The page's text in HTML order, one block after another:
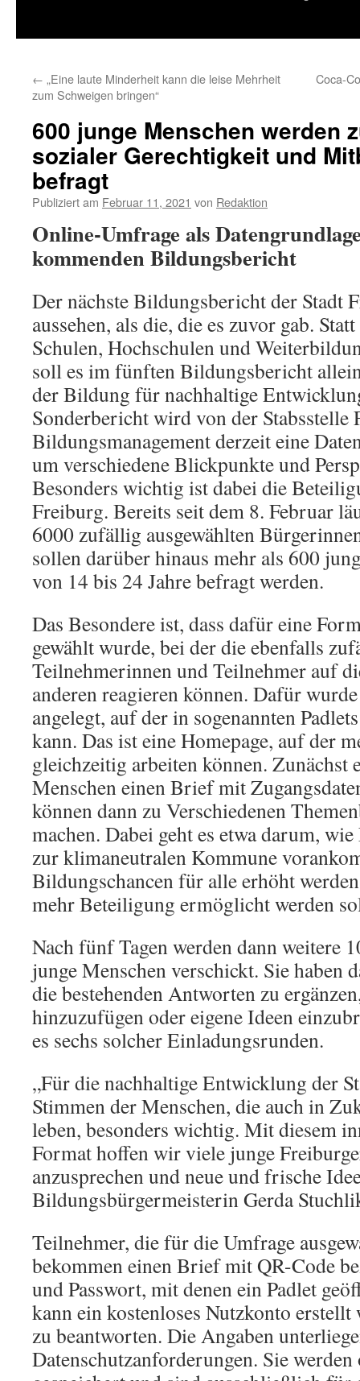
← „Eine laute Minderheit kann die leise Mehrheit
zum Schweigen bringen“
Coca-
600 junge Menschen werden
sozialer Gerechtigkeit und
befragt
Publiziert am Februar 11, 2021 von Redaktion
Online-Umfrage als
kommenden Bildungsbericht
Der nächste Bildungsbericht der Stadt
aussehen, als die, die es zuvor gab.
Schulen, Hochschulen und
soll es im fünften Bildungsbericht
der Bildung für nachhaltige
Sonderbericht wird von der Stabsstelle
Bildungsmanagement derzeit eine
um verschiedene Blickpunkte und
Besonders wichtig ist dabei die
Freiburg. Bereits seit dem 8. Februar
6000 zufällig ausgewählten
sollen darüber hinaus mehr als 600
von 14 bis 24 Jahre befragt werden.
Das Besondere ist, dass dafür eine
gewählt wurde, bei der die ebenfalls
Teilnehmerinnen und Teilnehmer auf
anderen reagieren können. Dafür
angelegt, auf der in sogenannten
kann. Das ist eine Homepage, auf der
gleichzeitig arbeiten können. Zunächst
Menschen einen Brief mit
können dann zu Verschiedenen
machen. Dabei geht es etwa darum,
zur klimaneutralen Kommune
Bildungschancen für alle erhöht
mehr Beteiligung ermöglicht werden
Nach fünf Tagen werden dann weitere
junge Menschen verschickt. Sie haben
die bestehenden Antworten zu
hinzuzufügen oder eigene Ideen
es sechs solcher Einladungsrunden.
„Für die nachhaltige Entwicklung der
Stimmen der Menschen, die auch in
leben, besonders wichtig. Mit diesem
Format hoffen wir viele junge
anzusprechen und neue und frische
Bildungsbürgermeisterin Gerda
Teilnehmer, die für die Umfrage
bekommen einen Brief mit QR-Code
und Passwort, mit denen ein Padlet
kann ein kostenloses Nutzkonto erstellt
zu beantworten. Die Angaben
Datenschutzanforderungen. Sie werden